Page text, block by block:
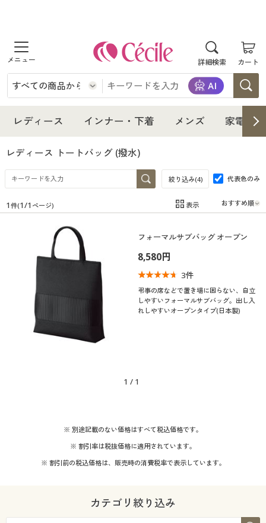
詳細検索 カート
商品を探す
レディース
レディースファッション
女性下着
インナー・下着
インナー・下着通販すべて
女性下着
メンズ下着
ジュニア・ティーンズ下着
メンズ
メンズ通販すべて
メンズファッション
メンズ下着
家電・雑貨
家電・雑貨すべて
キッチン・雑貨・日用品
寝具・インテリア・家具
寝具・インテリア・家具通販すべて
寝具・ベッド
カーテン・ラグ・ファブリック
美容・健康
美容・健康・サプリメント
制服・スクールすべて
大きいサイズ
大きいサイズ通販すべて
大きいサイズ メンズ
カタログ・チラシからのご注文
デジタルカタログ
レディース インナー・下着 メンズ 家電・
レディース トートバッグ (撥水)
絞り込み(4) 代表色のみ
在庫 在庫のある商品のみ表示
口コミ
シルク
える)
撥水
1 件(1/1 ページ) 表示
フォーマルサブバッグ オープン
8,580円
3件
弔事の席などで置き場に困らない、自立
しやすいフォーマルサブバッグ。出し入
れしやすいオープンタイプ(日本製)
1 / 1
※ 別途記載のない価格はすべて税込価格です。
※ 割引率は税抜価格に適用されています。
※ 割引前の税込価格は、販売時の消費税率で表示しています。
カテゴリ絞り込み